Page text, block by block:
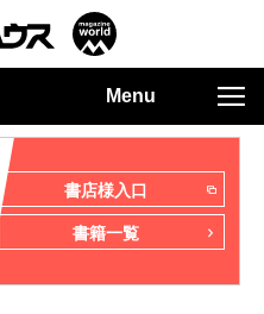
Menu
書店様入口
書籍一覧